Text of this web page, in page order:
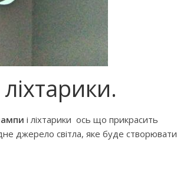
і ліхтарики ось що прикрасить
джерело світла, яке буде створювати